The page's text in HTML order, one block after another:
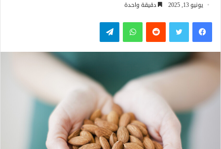
يونيو 13, 2025 دقيقة واحدة
فيسبوكتويتر واتساب تيلقرام